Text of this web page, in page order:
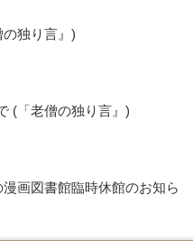
独り言』)
(「老僧の独り言』)
画図書館臨時休館のお知ら